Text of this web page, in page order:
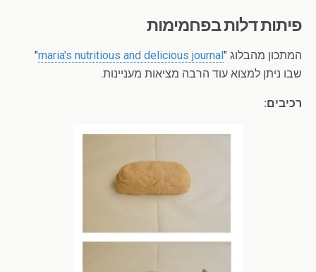
פיתות דלות בפחמימות
המתכון מהבלוג "maria's nutritious and delicious journal
"
שבו ניתן למצוא עוד הרבה מציאות מעניינות.
רכיבים: